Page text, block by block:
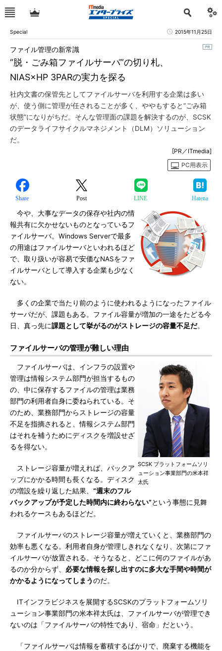
Special 2015年11月25日
“脱・ごみ箱ファイルサーバ”の切り札、
NIAS×HP 3PARの実力を探る
ファイル管理の新常識
社内文書の保管先としてファイルサーバを利用する企業は多い
が、使う側に管理が任されることが多く、ややもすると“ごみ箱
状態”になりがちだ。そんな管理面の課題を解決するのが、SCSK
のデータライフサイクルマネジメント（DLM）ソリューション
だ。
[PR／ITmedia]
PC用表示
Share Post LINE Hatena
今や、大事なデータの保存や社内の情
報共有に欠かせないものとなっているフ
ァイルサーバ。Windows Serverで最多
の用途はファイルサーバといわれるほど
で、取り扱いが容易で安価なNASをファ
イルサーバとして導入する企業も少なく
ない。
多くの企業で当たり前のように使われるようになったファイル
サーバだが、課題もある。ファイル容量が増加の一途をたどる今
日、真っ先に課題として挙がるのがストレージの容量不足だ。
ファイルサーバの管理が難しい理由
SCSK プラットフォームソリ
ューション事業部門の米本祥
太氏
ファイルサーバは、インフラの設置や
管理は情報システム部門が担当するもの
の、中に保存するファイルの管理は業務
部門の利用者自身に委ねられている。そ
のため、業務部門からストレージの容量
不足を指摘されると、情報システム部門
はそれを補うためにディスクを増設せざ
るを得ない。
ストレージ容量が増えれば、バックア
ップにかかる時間も長くなる。ディスク
の増設を繰り返した結果、 “週末のフル
バックアップが予定した時間内に終わらない”という事態に見舞
われるケースもあるほどだ。
ファイルサーバのストレージ容量が増えていくと、業務部門の
効率も悪くなる。利用者自身が管理しきれなくなり、次第にファ
イルサーバが放置される。そうなると、どこに何のファイルがあ
るのか分からず、 必要な情報を探し出すのに多大な手間や時間が
かかるようになってしまうのだ。
ITインフラビジネスを展開するSCSKのプラットフォームソリ
ューション事業部門の米本祥太氏は、ファイルサーバが管理でき
ないのは「ファイルサーバの特性であり、宿命」だという。
「ファイルサーバは情報を蓄積するばかりで、廃棄する機能を